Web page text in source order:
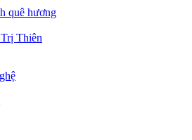
quê hương
Thiên